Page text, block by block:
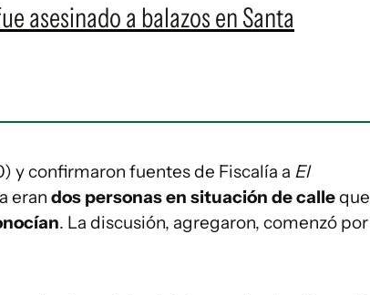
asesinado a balazos en Santa
y confirmaron fuentes de Fiscalía a El
eran dos personas en situación de calleque
. La discusión, agregaron, comenzó por